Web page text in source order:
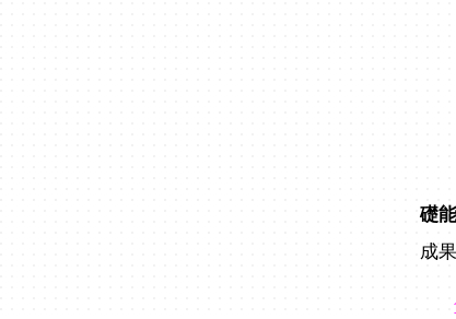
本
礎
成